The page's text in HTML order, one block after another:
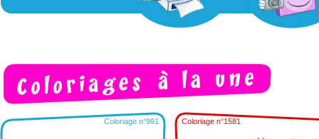
Coloriage n°991 Coloriage n°1581